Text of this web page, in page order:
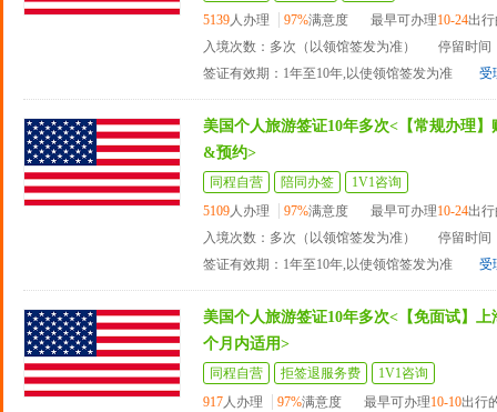
5139人办理 97%满意度 最早可办理10-24出
入境次数：多次（以领馆签发为准）
停留时间
签证有效期：1年至10年,以使领馆签发为准
受
美国个人旅游签证10年多次<【常规办理
&预约>
同程自营 陪同办签
1V1咨询
5109人办理 97%满意度 最早可办理10-24出
入境次数：多次（以领馆签发为准）
停留时间
签证有效期：1年至10年,以使领馆签发为准
受
美国个人旅游签证10年多次<【免面试】
个月内适用>
同程自营 拒签退服务费
1V1咨询
917人办理 97%满意度 最早可办理10-10出行